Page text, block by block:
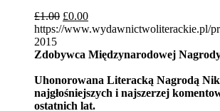
£1.00 £0.00
https://www.wydawnictwoliterackie.pl/
2015
Zdobywca Międzynarodowej
Uhonorowana Literacką Nagrodą
najgłośniejszych i najszerzej
ostatnich lat.